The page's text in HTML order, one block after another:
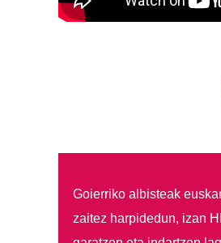
Goierriko albisteak
zaitez harpidedun, izan